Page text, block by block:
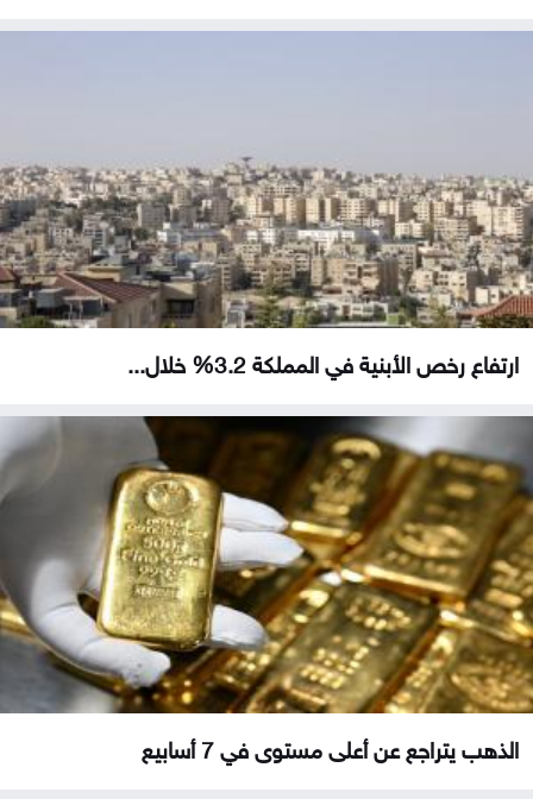
ارتفاع رخص الأبنية في المملكة 3.2% خلال...
الذهب يتراجع عن أعلى مستوى في 7 أسابيع